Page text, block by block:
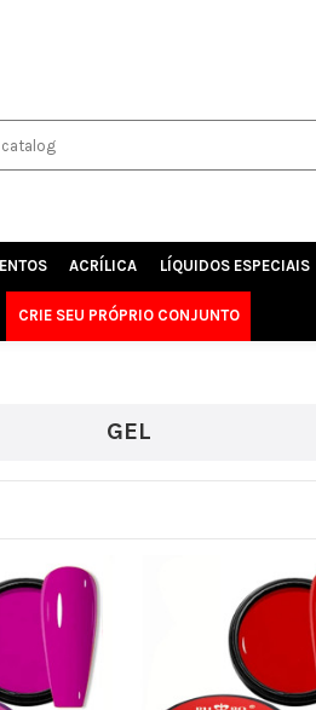
ACRÍLICA LÍQUIDOS ESPECIAIS
CRIE SEU PRÓPRIO CONJUNTO
GEL